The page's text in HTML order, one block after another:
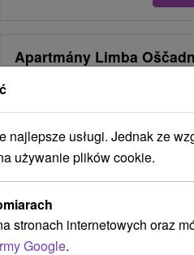
Apartmány Limba
Príjemné rodinné ubytovanie
najlepsze usługi. Jednak ze
używanie plików cookie.
stronach internetowych oraz
Google.